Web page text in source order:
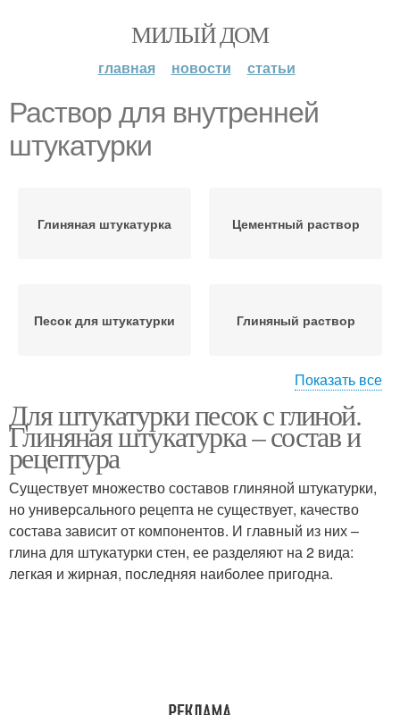
МИЛЫЙ ДОМ
главная новости статьи
Раствор для внутренней
штукатурки
Глиняная штукатурка Цементный раствор
Песок для штукатурки Глиняный раствор
штукатурки
Отделочная штукатурка
Известковый раствор
Цементно-известковый
раствор
Показать все
Для штукатурки песок с глиной.
Глиняная штукатурка – состав и
рецептура
Существует множество составов глиняной штукатурки,
но универсального рецепта не существует, качество
состава зависит от компонентов. И главный из них –
глина для штукатурки стен, ее разделяют на 2 вида:
легкая и жирная, последняя наиболее пригодна.